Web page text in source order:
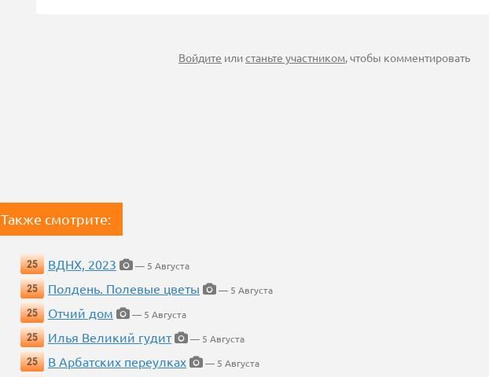
Войдите илистаньте участником, чтобы комментировать
Также смотрите:
25 ВДНХ, 2023
— 5 Августа
25
Полдень. Полевые цветы
— 5 Августа
25
Отчий дом
— 5 Августа
25
Илья Великий гудит
— 5 Августа
25
В Арбатских переулках
— 5 Августа